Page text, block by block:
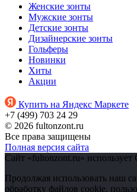
Женские зонты
Мужские зонты
Детские зонты
Дизайнерские зонты
Гольферы
Новинки
Хиты
Акции
Купить на Яндекс Маркете
+7 (499) 703 24 29
© 2026 fultonzont.ru
Все права защищены
Полная версия сайта
Сайт «fultonzont.ru»
Продолжая использовать наш
обработку файлов cookie,